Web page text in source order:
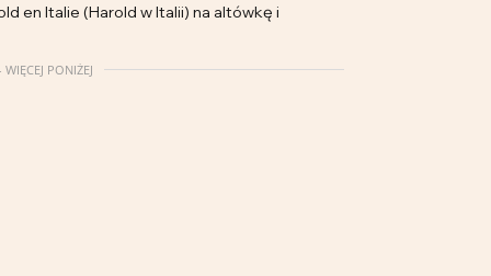
en Italie (Harold w Italii) na altówkę i
PONIŻEJ